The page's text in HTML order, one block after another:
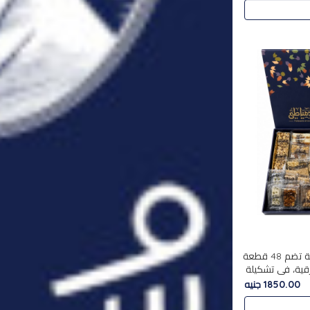
استمتع بتجربة فاخرة مع علبة تضم 48 قطعة
في تشكيلة
1850.00 جنيه